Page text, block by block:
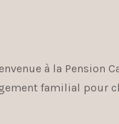
à la Pension
familial pour